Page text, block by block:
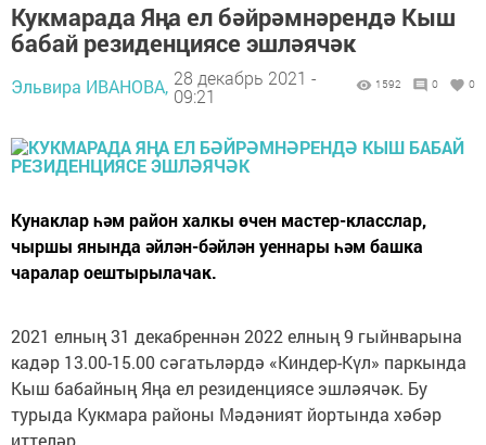
Кукмарада Яңа ел бәйрәмнәрендә Кыш
бабай резиденциясе эшләячәк
Эльвира ИВАНОВА, 28 декабрь 2021 -
09:21
1592 0 0
Кунаклар һәм район халкы өчен мастер-класслар,
чыршы янында әйлән-бәйлән уеннары һәм башка
чаралар оештырылачак.
2021 елның 31 декабреннән 2022 елның 9 гыйнварына
кадәр 13.00-15.00 сәгатьләрдә «Киндер-Күл» паркында
Кыш бабайның Яңа ел резиденциясе эшләячәк. Бу
турыда Кукмара районы Мәдәният йортында хәбәр